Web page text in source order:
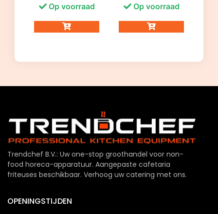
Op voorraad Op voorraad
Trendchef B.V.: Uw one-stop groothandel voor non-
food horeca-apparatuur. Aangepaste cafetaria
friteuses beschikbaar. Verhoog uw catering met ons.
OPENINGSTIJDEN